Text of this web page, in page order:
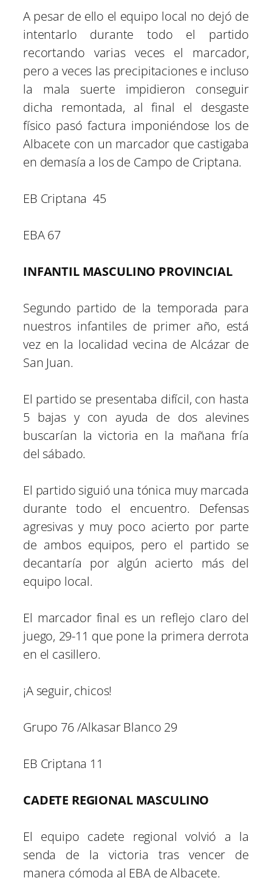
A pesar de ello el equipo local no dejó de
intentarlo durante todo el partido
recortando varias veces el marcador,
pero a veces las precipitaciones e incluso
la mala suerte impidieron conseguir
dicha remontada, al final el desgaste
físico pasó factura imponiéndose los de
Albacete con un marcador que castigaba
en demasía a los de Campo de Criptana.
EB Criptana 45
EBA 67
INFANTIL MASCULINO PROVINCIAL
Segundo partido de la temporada para
nuestros infantiles de primer año, está
vez en la localidad vecina de Alcázar de
San Juan.
El partido se presentaba difícil, con hasta
5 bajas y con ayuda de dos alevines
buscarían la victoria en la mañana fría
del sábado.
El partido siguió una tónica muy marcada
durante todo el encuentro. Defensas
agresivas y muy poco acierto por parte
de ambos equipos, pero el partido se
decantaría por algún acierto más del
equipo local.
El marcador final es un reflejo claro del
juego, 29-11 que pone la primera derrota
en el casillero.
¡A seguir, chicos!
Grupo 76 /Alkasar Blanco 29
EB Criptana 11
CADETE REGIONAL MASCULINO
El equipo cadete regional volvió a la
senda de la victoria tras vencer de
manera cómoda al EBA de Albacete.